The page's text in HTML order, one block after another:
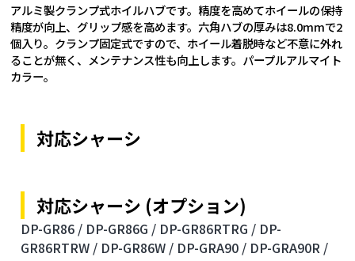
アルミ製クランプ式ホイルハブです。精度を高めてホイールの保持
精度が向上、グリップ感を高めます。六角ハブの厚みは8.0mmで2
個入り。クランプ固定式ですので、ホイール着脱時など不意に外れ
ることが無く、メンテナンス性も向上します。パープルアルマイト
カラー。
対応シャーシ
対応シャーシ (オプション)
DP-GR86 / DP-GR86G / DP-GR86RTRG / DP-
GR86RTRW / DP-GR86W / DP-GRA90 / DP-GRA90R /